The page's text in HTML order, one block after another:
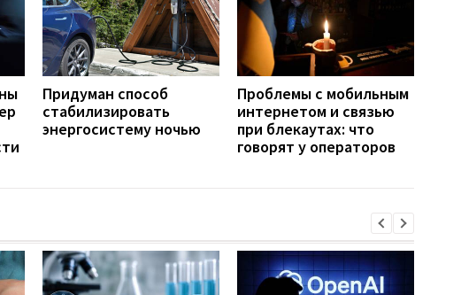
Придуман способ
стабилизировать
энергосистему ночью
Проблемы с мобильным
интернетом и связью
при блекаутах: что
говорят у операторов